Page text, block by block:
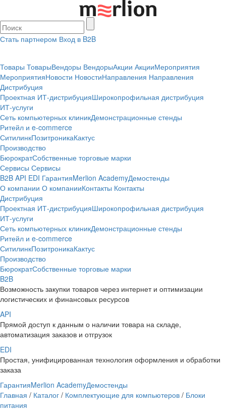
Стать партнером Вход в B2B
Товары ТоварыВендоры ВендорыАкции АкцииМероприятия
МероприятияНовости НовостиНаправления Направления
Дистрибуция
Проектная ИТ-дистрибуцияШирокопрофильная дистрибуция
ИТ-услуги
Сеть компьютерных клиникДемонстрационные стенды
Ритейл и e-commerce
СитилинкПозитроникаКактус
Производство
БюрократСобственные торговые марки
Сервисы Сервисы
B2B API EDI ГарантияMerlion AcademyДемостенды
О компании О компанииКонтакты Контакты
Дистрибуция
Проектная ИТ-дистрибуцияШирокопрофильная дистрибуция
ИТ-услуги
Сеть компьютерных клиникДемонстрационные стенды
Ритейл и e-commerce
СитилинкПозитроникаКактус
Производство
БюрократСобственные торговые марки
B2B
Возможность закупки товаров через интернет и оптимизации
логистических и финансовых ресурсов
API
Прямой доступ к данным о наличии товара на складе,
автоматизация заказов и отгрузок
EDI
Простая, унифицированная технология оформления и обработки
заказа
ГарантияMerlion AcademyДемостенды
Главная / Каталог / Комплектующие для компьютеров / Блоки
питания